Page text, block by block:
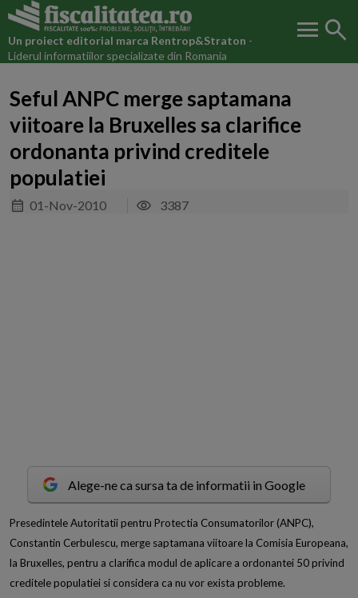
Un proiect editorial marca Rentrop&Straton -
Liderul informatiilor specializate din Romania
menu search
Seful ANPC merge saptamana
viitoare la Bruxelles sa clarifice
ordonanta privind creditele
populatiei
01-Nov-2010 3387
Alege-ne ca sursa ta de informatii in Google
Presedintele Autoritatii pentru Protectia Consumatorilor (ANPC),
Constantin Cerbulescu, merge saptamana viitoare la Comisia Europeana,
la Bruxelles, pentru a clarifica modul de aplicare a ordonantei 50 privind
creditele populatiei si considera ca nu vor exista probleme.